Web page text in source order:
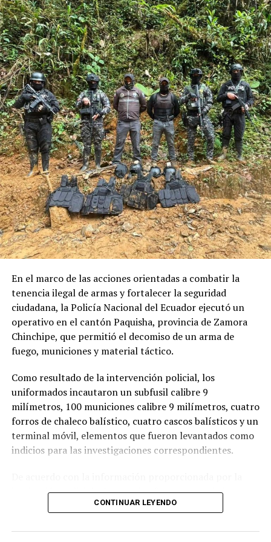
ejerció el cargo de agente fiscal durante 18 años,
experiencia que consolidó sus conocimientos en
Derecho Penal, investigación fiscal y administración de
justicia.
Como director provincial del Consejo de la Judicatura en
Loja, tendrá la responsabilidad de liderar la gestión
administrativa de la institución, coordinar las
actividades de las dependencias jurisdiccionales y
administrativas, garantizar el funcionamiento eficiente
de los servicios judiciales y ejecutar las políticas
institucionales definidas por el Pleno del Consejo de la
Judicatura.
La posesión del cargo se efectuará una vez que el
funcionario designado cumpla con los requisitos legales
y administrativos previstos en la legislación ecuatoriana
para el ejercicio de la función pública.
En la misma resolución, el Pleno del Consejo de la
Judicatura dio por concluido el encargo del doctor
Adriano Loján Zumba, quien venía desempeñándose
como director provincial encargado de Loja.
En el marco de las acciones orientadas a combatir la
tenencia ilegal de armas y fortalecer la seguridad
ciudadana, la Policía Nacional del Ecuador ejecutó un
operativo en el cantón Paquisha, provincia de Zamora
Chinchipe, que permitió el decomiso de un arma de
fuego, municiones y material táctico.
Como resultado de la intervención policial, los
uniformados incautaron un subfusil calibre 9
milímetros, 100 municiones calibre 9 milímetros, cuatro
forros de chaleco balístico, cuatro cascos balísticos y un
terminal móvil, elementos que fueron levantados como
indicios para las investigaciones correspondientes.
institución policial, el operativo forma parte de las
estrategias permanentes para prevenir y combatir
circulación ilegal de armas de fuego, así como para
CONTINUAR LEYENDO